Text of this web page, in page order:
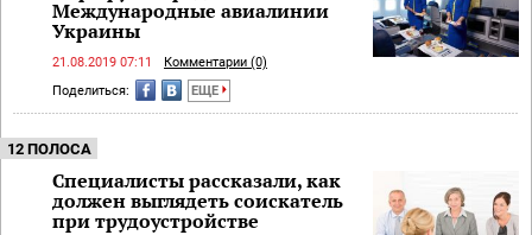
Международные авиалинии
Украины
21.08.2019 07:11
Комментарии (0)
Поделиться:
ЕЩЕ
12 ПОЛОСА
Специалисты рассказали, как
должен выглядеть соискатель
при трудоустройстве